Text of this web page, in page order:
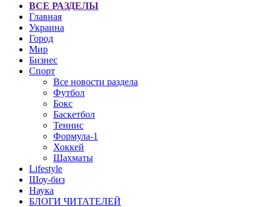
ВСЕ РАЗДЕЛЫ
Главная
Украина
Город
Мир
Бизнес
Спорт
Все новости раздела
Футбол
Бокс
Баскетбол
Теннис
Формула-1
Хоккей
Шахматы
Lifestyle
Шоу-биз
Наука
БЛОГИ ЧИТАТЕЛЕЙ